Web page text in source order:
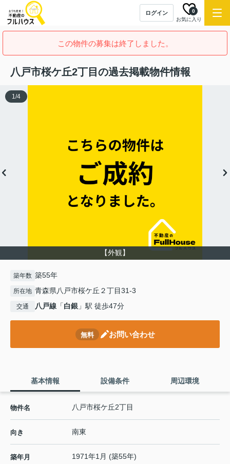
ログイン
お気に入り
0
この物件の募集は終了しました。
八戸市桜ケ丘2丁目の過去掲載物件情報
【外観】
1/4
築年数 築55年
所在地 青森県八戸市桜ケ丘２丁目31-3
交通 八戸線 「白銀 」駅 徒歩47分
無料 お問い合わせ
基本情報 設備条件 周辺環境
物件名 八戸市桜ケ丘2丁目
向き 南東
築年月 1971年1月 (築55年)